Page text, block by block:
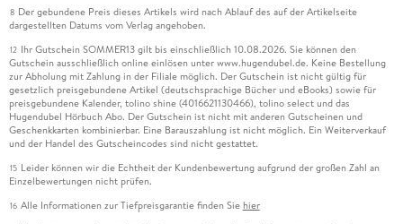
8 Der gebundene Preis dieses Artikels wird nach Ablauf des auf der Artikelseite
dargestellten Datums vom Verlag angehoben.
12 Ihr Gutschein SOMMER13 gilt bis einschließlich 10.08.2026. Sie können den
Gutschein ausschließlich online einlösen unter www.hugendubel.de. Keine Bestellung
zur Abholung mit Zahlung in der Filiale möglich. Der Gutschein ist nicht gültig für
gesetzlich preisgebundene Artikel (deutschsprachige Bücher und eBooks) sowie für
preisgebundene Kalender, tolino shine (4016621130466), tolino select und das
Hugendubel Hörbuch Abo. Der Gutschein ist nicht mit anderen Gutscheinen und
Geschenkkarten kombinierbar. Eine Barauszahlung ist nicht möglich. Ein Weiterverkauf
und der Handel des Gutscheincodes sind nicht gestattet.
15 Leider können wir die Echtheit der Kundenbewertung aufgrund der großen Zahl an
Einzelbewertungen nicht prüfen.
16 Alle Informationen zur Tiefpreisgarantie finden Sie hier